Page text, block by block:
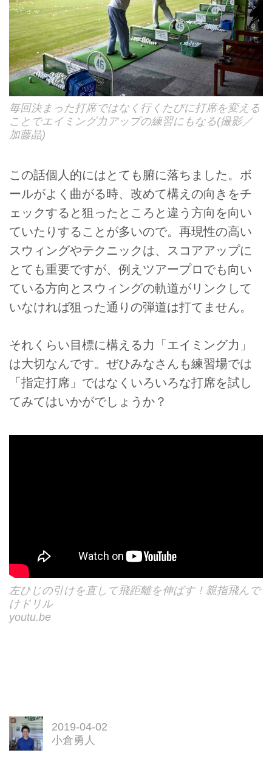
毎回決まった打席ではなく行くたびに打席を変える
ことでエイミング力アップの練習にもなる(撮影／
加藤晶)
この話個人的にはとても腑に落ちました。ボ
ールがよく曲がる時、改めて構えの向きをチ
ェックすると狙ったところと違う方向を向い
ていたりすることが多いので。再現性の高い
スウィングやテクニックは、スコアアップに
とても重要ですが、例えツアープロでも向い
ている方向とスウィングの軌道がリンクして
いなければ狙った通りの弾道は打てません。
それくらい目標に構える力「エイミング力」
は大切なんです。ぜひみなさんも練習場では
「指定打席」ではなくいろいろな打席を試し
てみてはいかがでしょうか？
左ひじの引けを直して飛距離を伸ばす！親指飛んで
けドリル
youtu.be
2019-04-02
小倉勇人